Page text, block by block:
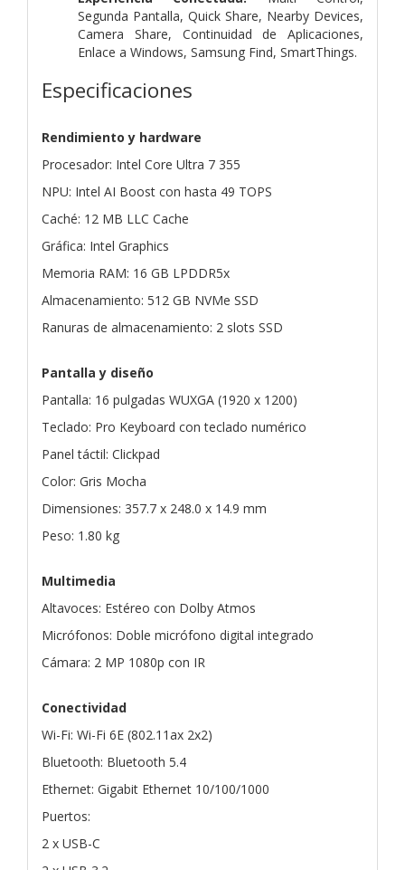
Segunda Pantalla, Quick Share, Nearby Devices,
Camera Share, Continuidad de Aplicaciones,
Enlace a Windows, Samsung Find, SmartThings.
Especificaciones
Rendimiento y hardware
Procesador: Intel Core Ultra 7 355
NPU: Intel AI Boost con hasta 49 TOPS
Caché: 12 MB LLC Cache
Gráfica: Intel Graphics
Memoria RAM: 16 GB LPDDR5x
Almacenamiento: 512 GB NVMe SSD
Ranuras de almacenamiento: 2 slots SSD
Pantalla y diseño
Pantalla: 16 pulgadas WUXGA (1920 x 1200)
Teclado: Pro Keyboard con teclado numérico
Panel táctil: Clickpad
Color: Gris Mocha
Dimensiones: 357.7 x 248.0 x 14.9 mm
Peso: 1.80 kg
Multimedia
Altavoces: Estéreo con Dolby Atmos
Micrófonos: Doble micrófono digital integrado
Cámara: 2 MP 1080p con IR
Conectividad
Wi-Fi: Wi-Fi 6E (802.11ax 2x2)
Bluetooth: Bluetooth 5.4
Ethernet: Gigabit Ethernet 10/100/1000
Puertos:
2 x USB-C